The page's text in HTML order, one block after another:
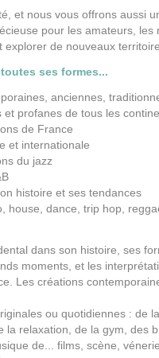
et nous vous offrons aussi
pour les amateurs, les
explorer de nouveaux
ses formes...
anciennes,
et profanes de tous les
de France
et internationale
du jazz
histoire et ses tendances
house, dance, trip hop,
dans son histoire, ses
moments, et les
Les créations
ou quotidiennes : de
la relaxation, de la gym, des
de... films, scène,